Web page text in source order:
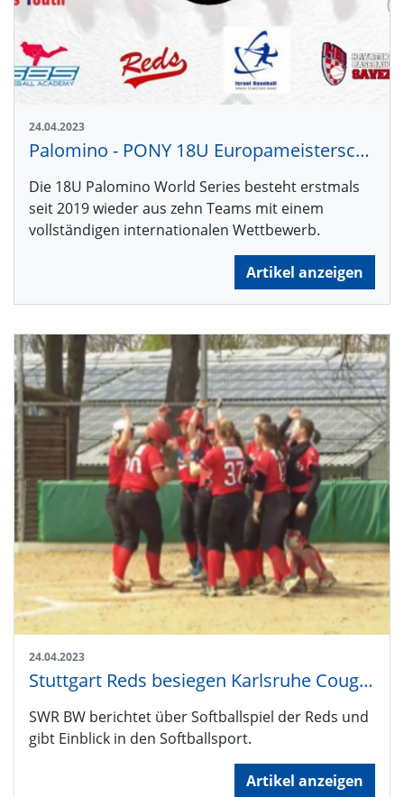
24.04.2023
Palomino - PONY 18U Europameisterschaften 2023 auf dem Schnarrenberg
Die 18U Palomino World Series besteht erstmals
seit 2019 wieder aus zehn Teams mit einem
vollständigen internationalen Wettbewerb.
Artikel anzeigen
24.04.2023
Stuttgart Reds besiegen Karlsruhe Cougars
SWR BW berichtet über Softballspiel der Reds und
gibt Einblick in den Softballsport.
Artikel anzeigen